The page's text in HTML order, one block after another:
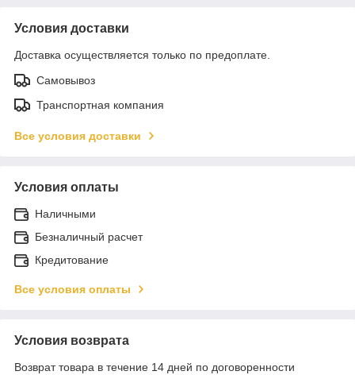
Условия доставки
Доставка осуществляется только по предоплате.
Самовывоз
Транспортная компания
Все условия доставки
Условия оплаты
Наличными
Безналичный расчет
Кредитование
Все условия оплаты
Условия возврата
Возврат товара в течение 14 дней по договоренности